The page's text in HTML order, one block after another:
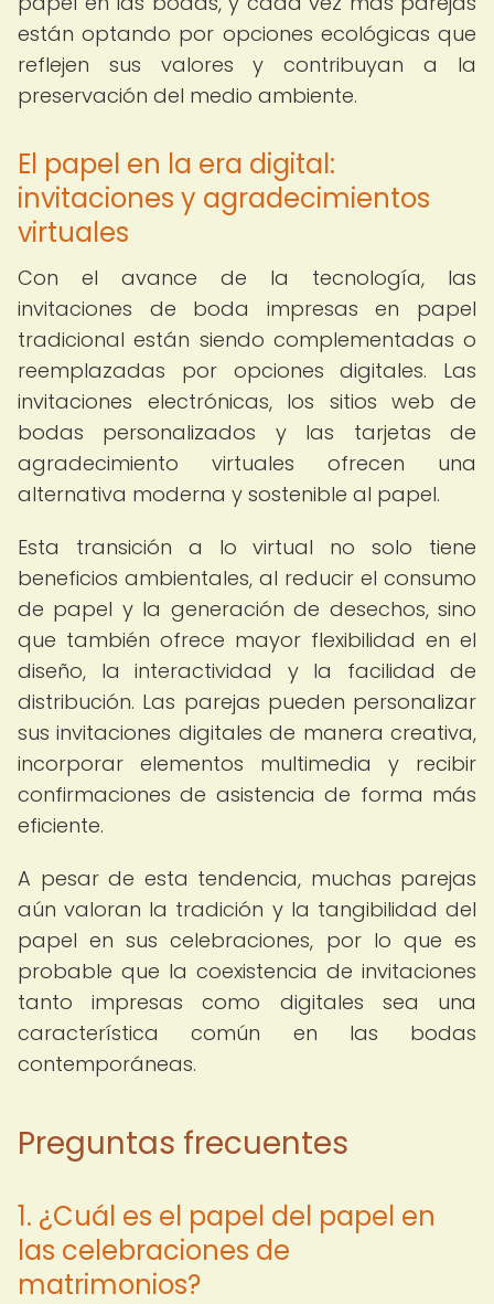
están optando por opciones ecológicas que
reflejen sus valores y contribuyan a la
preservación del medio ambiente.
El papel en la era digital:
invitaciones y agradecimientos
virtuales
Con el avance de la tecnología, las
invitaciones de boda impresas en papel
tradicional están siendo complementadas o
reemplazadas por opciones digitales. Las
invitaciones electrónicas, los sitios web de
bodas personalizados y las tarjetas de
agradecimiento virtuales ofrecen una
alternativa moderna y sostenible al papel.
Esta transición a lo virtual no solo tiene
beneficios ambientales, al reducir el consumo
de papel y la generación de desechos, sino
que también ofrece mayor flexibilidad en el
diseño, la interactividad y la facilidad de
distribución. Las parejas pueden personalizar
sus invitaciones digitales de manera creativa,
incorporar elementos multimedia y recibir
confirmaciones de asistencia de forma más
eficiente.
A pesar de esta tendencia, muchas parejas
aún valoran la tradición y la tangibilidad del
papel en sus celebraciones, por lo que es
probable que la coexistencia de invitaciones
tanto impresas como digitales sea una
característica común en las bodas
contemporáneas.
Preguntas frecuentes
1. ¿Cuál es el papel del papel en
las celebraciones de
matrimonios?